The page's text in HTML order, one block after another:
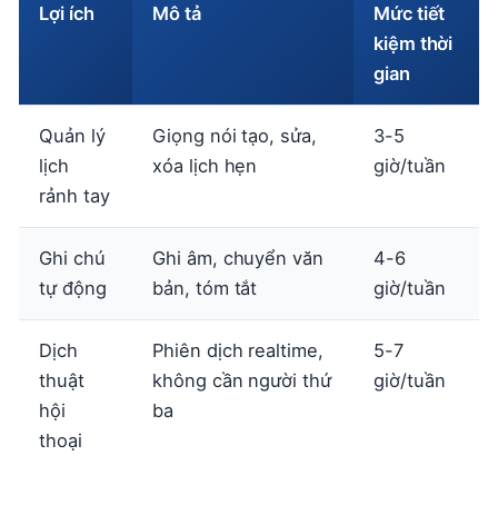
Lợi ích Mô tả
Mức tiết
kiệm thời
gian
Quản lý
lịch
rảnh tay
Giọng nói tạo, sửa,
xóa lịch hẹn
3-5
giờ/tuần
Ghi chú
tự động
Ghi âm, chuyển văn
bản, tóm tắt
4-6
giờ/tuần
Dịch
thuật
hội
thoại
Phiên dịch realtime,
không cần người thứ
ba
5-7
giờ/tuần